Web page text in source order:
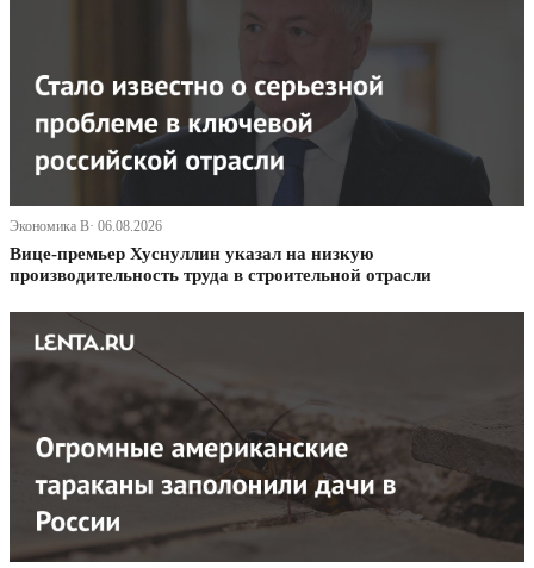
Экономика В· 06.08.2026
Вице-премьер Хуснуллин указал на низкую
производительность труда в строительной отрасли